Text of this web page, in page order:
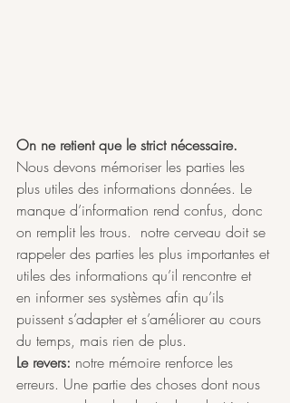
On ne retient que le strict nécessaire.
Nous devons mémoriser les parties les
plus utiles des informations données. Le
manque d’information rend confus, donc
on remplit les trous.  notre cerveau doit se
rappeler des parties les plus importantes et
utiles des informations qu’il rencontre et
en informer ses systèmes afin qu’ils
puissent s’adapter et s’améliorer au cours
du temps, mais rien de plus.
Le revers: notre mémoire renforce les
erreurs. Une partie des choses dont nous